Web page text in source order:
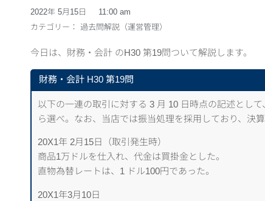
2022年 5月15日
11:00 am
カテゴリー： 過去問解説（運営管理）
今日は、財務・会計 のH30 第19問ついて解説します。
財務・会計 H30 第19問
以下の一連の取引に対する 3 月 10 日時点の記述とし
ら選べ。なお、当店では振当処理を採用しており、決
20X1年 2月15日（取引発生時）
商品1万ドルを仕入れ、代金は買掛金とした。
直物為替レートは、1 ドル100円であった。
20X1年3月10日